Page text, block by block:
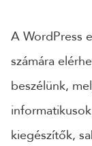
A WordPress
számára
beszélünk,
kiegészítők,